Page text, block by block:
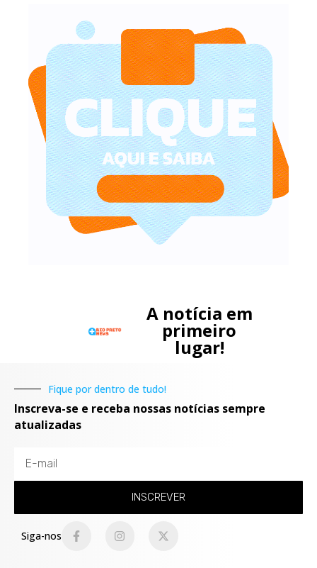
A notícia em
primeiro
lugar!
Fique por dentro de tudo!
Inscreva-se e receba nossas notícias sempre
atualizadas
INSCREVER
Siga-nos